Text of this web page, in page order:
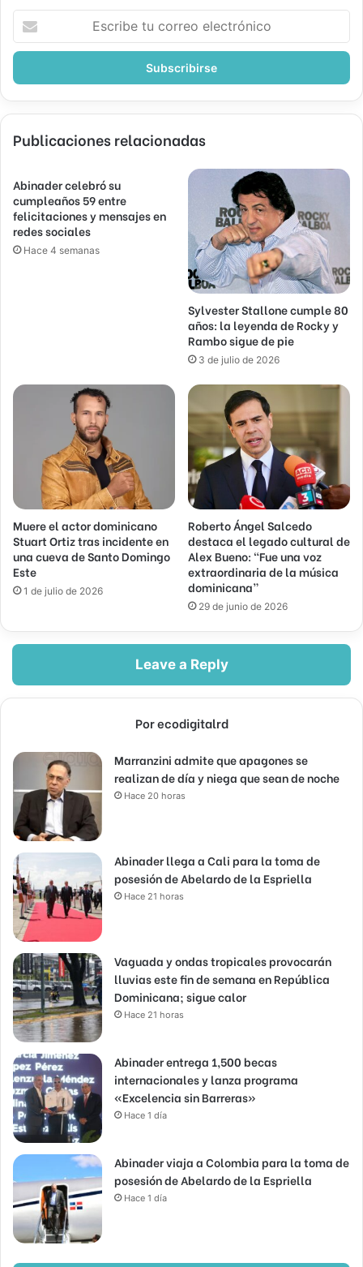
correo
Publicaciones relacionadas
Abinader celebró su
cumpleaños 59 entre
felicitaciones y mensajes en
redes sociales
Hace 4 semanas
Sylvester Stallone cumple 80
años: la leyenda de Rocky y
Rambo sigue de pie
3 de julio de 2026
Muere el actor dominicano
Stuart Ortiz tras incidente en
una cueva de Santo Domingo
Este
1 de julio de 2026
Roberto Ángel Salcedo
destaca el legado cultural de
Alex Bueno: “Fue una voz
extraordinaria de la música
dominicana”
29 de junio de 2026
Leave a Reply
Por ecodigitalrd
Marranzini admite que apagones se
realizan de día y niega que sean de noche
Hace 20 horas
Abinader llega a Cali para la toma de
posesión de Abelardo de la Espriella
Hace 21 horas
Vaguada y ondas tropicales provocarán
lluvias este fin de semana en República
Dominicana; sigue calor
Hace 21 horas
Abinader entrega 1,500 becas
internacionales y lanza programa
«Excelencia sin Barreras»
Hace 1 día
Abinader viaja a Colombia para la toma de
posesión de Abelardo de la Espriella
Hace 1 día